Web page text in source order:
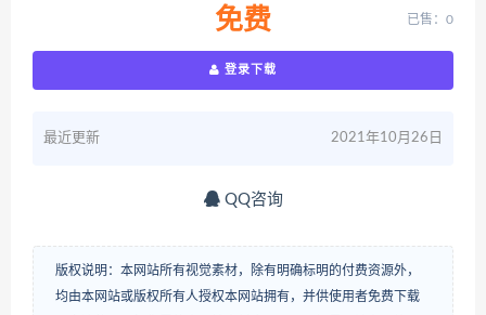
免费 已售：0
登录下载
最近更新 2021年10月26日
QQ咨询
版权说明：本网站所有视觉素材，除有明确标明的付费资源外，
均由本网站或版权所有人授权本网站拥有，并供使用者免费下载